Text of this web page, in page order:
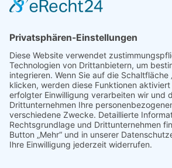
Mediadaten
Fotos und Logos
Presseaussendungen
Presse
Presseinformationen abonnieren
ÜBER UNS
Naturschutzbund